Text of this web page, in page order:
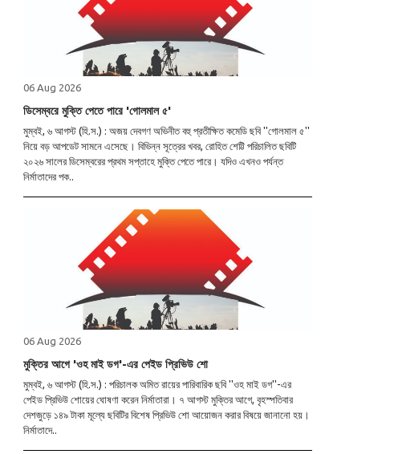
06 Aug 2026
ডিসেম্বরে মুক্তি পেতে পারে 'গোলমাল ৫'
মুম্বই, ৬ আগস্ট (হি.স.) : অজয় দেবগণ অভিনীত বহু প্রতীক্ষিত কমেডি ছবি ''গোলমাল ৫''
নিয়ে বড় আপডেট সামনে এসেছে। বিভিন্ন সূত্রের খবর, রোহিত শেট্টি পরিচালিত ছবিটি
২০২৬ সালের ডিসেম্বরের প্রথম সপ্তাহে মুক্তি পেতে পারে। যদিও এখনও পর্যন্ত
নির্মাতাদের পক..
06 Aug 2026
মুক্তির আগে 'ওহ মাই ডগ'-এর পেইড প্রিভিউ শো
মুম্বই, ৬ আগস্ট (হি.স.) : পরিচালক অমিত রায়ের পারিবারিক ছবি ''ওহ মাই ডগ''-এর
পেইড প্রিভিউ শোয়ের ঘোষণা করেন নির্মাতারা। ৭ আগস্ট মুক্তির আগে, বৃহস্পতিবার
দেশজুড়ে ১৪৯ টাকা মূল্যে ছবিটির বিশেষ প্রিভিউ শো আয়োজন করার বিষয়ে জানানো হয়।
নির্মাতাদে..